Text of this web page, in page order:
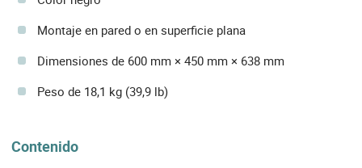
Montaje en pared o en superficie plana
Dimensiones de 600 mm × 450 mm × 638 mm
Peso de 18,1 kg (39,9 lb)
Contenido